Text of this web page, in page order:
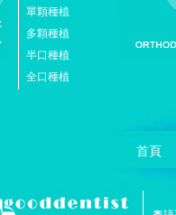
單顆種植
多顆種植
半口種植
全口種植
首頁